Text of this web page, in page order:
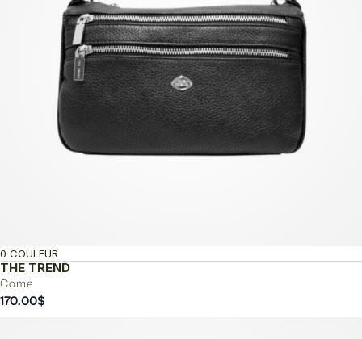
THE TREND
Come
0 COULEUR
170.00$